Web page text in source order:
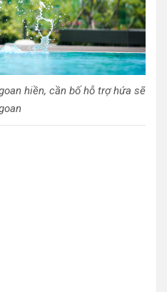
hiền, cần bố hỗ trợ hứa sẽ